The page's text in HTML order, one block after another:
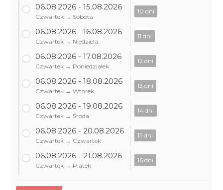
06.08.2026 - 15.08.2026
Czwartek → Sobota
10 dni
06.08.2026 - 16.08.2026
Czwartek → Niedziela
11 dni
06.08.2026 - 17.08.2026
Czwartek → Poniedziałek
12 dni
06.08.2026 - 18.08.2026
Czwartek → Wtorek
13 dni
06.08.2026 - 19.08.2026
Czwartek → Środa
14 dni
06.08.2026 - 20.08.2026
Czwartek → Czwartek
15 dni
06.08.2026 - 21.08.2026
Czwartek → Piątek
16 dni